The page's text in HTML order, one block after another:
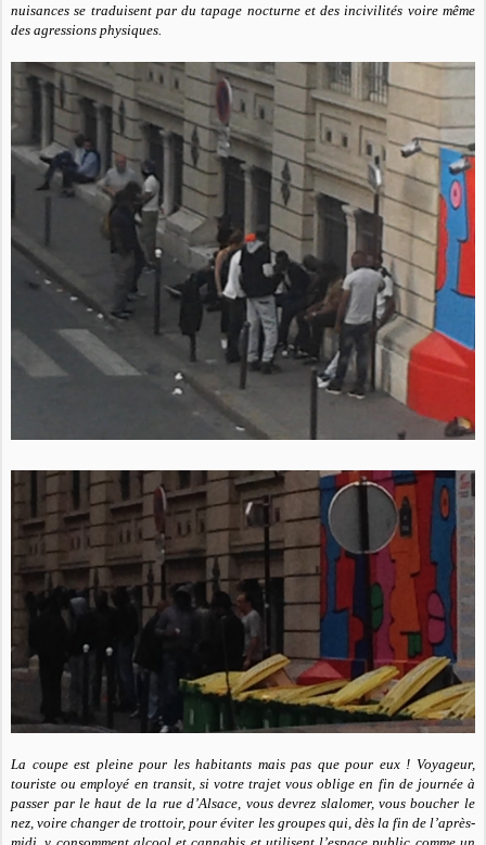
nuisances se traduisent par du tapage nocturne et des incivilités voire même
des agressions physiques.
La coupe est pleine pour les habitants mais pas que pour eux ! Voyageur,
touriste ou employé en transit, si votre trajet vous oblige en fin de journée à
passer par le haut de la rue d’Alsace, vous devrez slalomer, vous boucher le
nez, voire changer de trottoir, pour éviter les groupes qui, dès la fin de l’après-